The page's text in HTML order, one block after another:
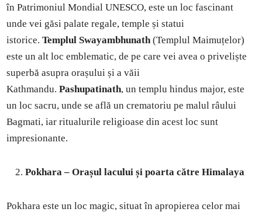
în Patrimoniul Mondial UNESCO, este un loc fascinant
unde vei găsi palate regale, temple și statui
istorice.Templul Swayambhunath (Templul Maimuțelor)
este un alt loc emblematic, de pe care vei avea o priveliște
superbă asupra orașului și a văii
Kathmandu.Pashupatinath, un templu hindus major, este
un loc sacru, unde se află un crematoriu pe malul râului
Bagmati, iar ritualurile religioase din acest loc sunt
impresionante.
Pokhara – Orașul lacului și poarta către Himalaya
Pokhara este un loc magic, situat în apropierea celor mai